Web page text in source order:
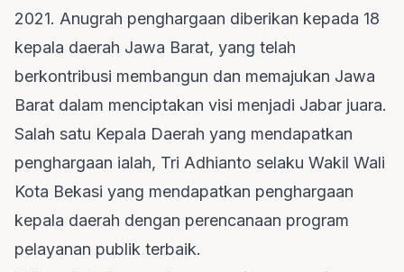
2021. Anugrah penghargaan diberikan kepada 18
kepala daerah Jawa Barat, yang telah
berkontribusi membangun dan memajukan Jawa
Barat dalam menciptakan visi menjadi Jabar juara.
Salah satu Kepala Daerah yang mendapatkan
penghargaan ialah, Tri Adhianto selaku Wakil Wali
Kota Bekasi yang mendapatkan penghargaan
kepala daerah dengan perencanaan program
pelayanan publik terbaik.